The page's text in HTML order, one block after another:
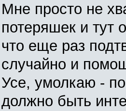
Мне просто не
потеряшек и тут
что еще раз
случайно и
Усе, умолкаю -
должно быть